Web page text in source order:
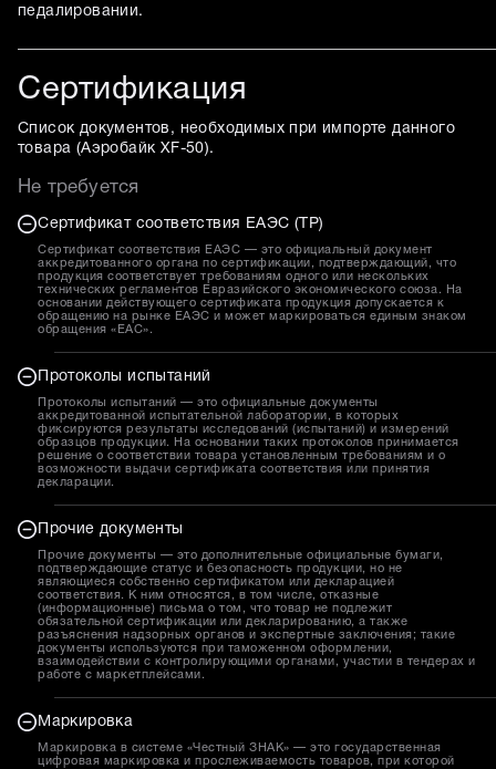
педалировании.
Сертификация
Список документов, необходимых при импорте данного
товара (Аэробайк XF-50).
Не требуется
Сертификат соответствия ЕАЭС (ТР)
Сертификат соответствия ЕАЭС — это официальный документ
аккредитованного органа по сертификации, подтверждающий, что
продукция соответствует требованиям одного или нескольких
технических регламентов Евразийского экономического союза. На
основании действующего сертификата продукция допускается к
обращению на рынке ЕАЭС и может маркироваться единым знаком
обращения «EAC».
Протоколы испытаний
Протоколы испытаний — это официальные документы
аккредитованной испытательной лаборатории, в которых
фиксируются результаты исследований (испытаний) и измерений
образцов продукции. На основании таких протоколов принимается
решение о соответствии товара установленным требованиям и о
возможности выдачи сертификата соответствия или принятия
декларации.
Прочие документы
Прочие документы — это дополнительные официальные бумаги,
подтверждающие статус и безопасность продукции, но не
являющиеся собственно сертификатом или декларацией
соответствия. К ним относятся, в том числе, отказные
(информационные) письма о том, что товар не подлежит
обязательной сертификации или декларированию, а также
разъяснения надзорных органов и экспертные заключения; такие
документы используются при таможенном оформлении,
взаимодействии с контролирующими органами, участии в тендерах и
работе с маркетплейсами.
Маркировка
Маркировка в системе «Честный ЗНАК» — это государственная
цифровая маркировка и прослеживаемость товаров, при которой